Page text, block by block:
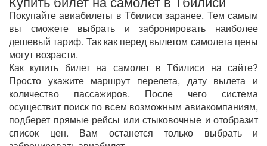
Покупайте авиабилеты в Тбилиси заранее. Тем самым
вы сможете выбрать и забронировать наиболее
дешевый тариф. Так как перед вылетом самолета цены
могут возрасти.
Как купить билет на самолет в Тбилиси на сайте?
Просто укажите маршрут перелета, дату вылета и
количество пассажиров. После чего система
осуществит поиск по всем возможным авиакомпаниям,
подберет прямые рейсы или стыковочные и отобразит
список цен. Вам останется только выбрать и